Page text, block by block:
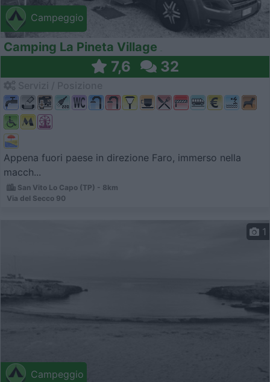
Campeggio
Camping La Pineta Village
7,6 32
Appena fuori paese in direzione Faro, immerso nella
macch...
San Vito Lo Capo (TP) - 8km
Via del Secco 90
Campeggio
1